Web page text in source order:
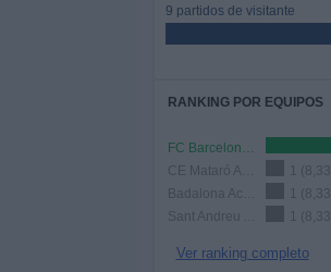
9 partidos de visitante
RANKING POR EQUIPOS
FC Barcelona Academy
1
1
1
Ver ranking completo